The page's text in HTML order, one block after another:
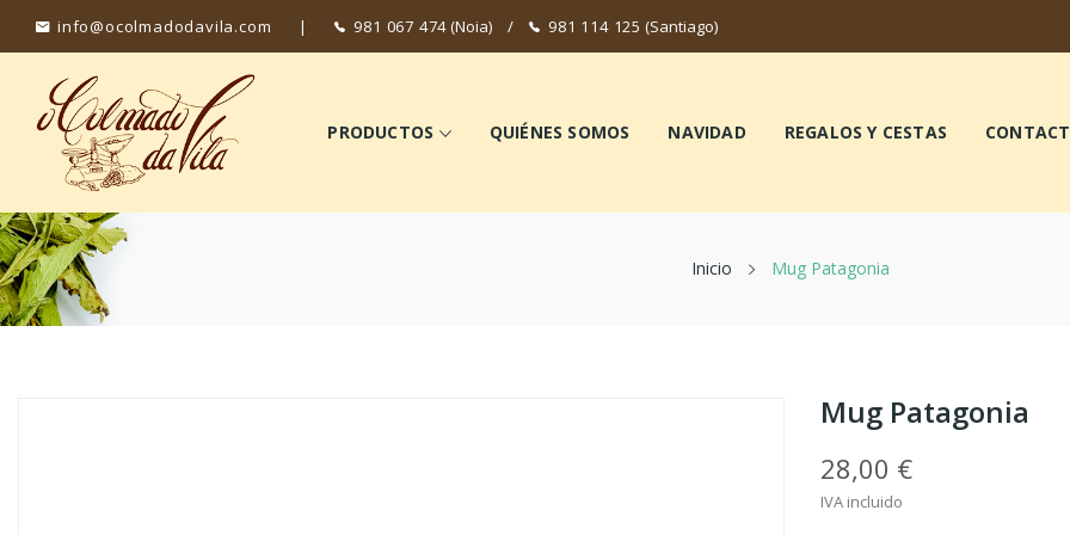
info@ocolmadodavila.com | 981 067 474(Noia) / 981 114 125 (Santiago)
PRODUCTOS QUIÉNES SOMOS NAVIDAD REGALOS Y CESTAS
Inicio Mug Patagonia
Mug Patagonia
28,00 €
IVA incluido